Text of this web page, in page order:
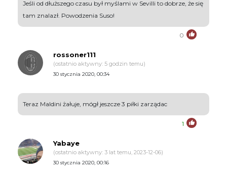
Jeśli od dłuższego czasu był myślami w Sevilli to dobrze, że się
tam znalazł. Powodzenia Suso!
0
rossoner111
(ostatnio aktywny: 5 godzin temu)
30 stycznia 2020, 00:34
Teraz Maldini żałuje, mógł jeszcze 3 piłki zarządac
1
Yabaye
(ostatnio aktywny: 3 lat temu, 2023-12-06)
30 stycznia 2020, 00:16